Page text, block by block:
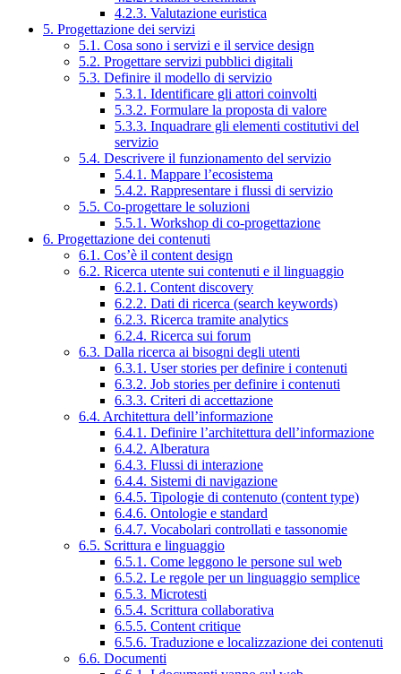
4.2.3. Valutazione euristica
5. Progettazione dei servizi
5.1. Cosa sono i servizi e il service design
5.2. Progettare servizi pubblici digitali
5.3. Definire il modello di servizio
5.3.1. Identificare gli attori coinvolti
5.3.2. Formulare la proposta di valore
5.3.3. Inquadrare gli elementi costitutivi del
servizio
5.4. Descrivere il funzionamento del servizio
5.4.1. Mappare l’ecosistema
5.4.2. Rappresentare i flussi di servizio
5.5. Co-progettare le soluzioni
5.5.1. Workshop di co-progettazione
6. Progettazione dei contenuti
6.1. Cos’è il content design
6.2. Ricerca utente sui contenuti e il linguaggio
6.2.1. Content discovery
6.2.2. Dati di ricerca (search keywords)
6.2.3. Ricerca tramite analytics
6.2.4. Ricerca sui forum
6.3. Dalla ricerca ai bisogni degli utenti
6.3.1. User stories per definire i contenuti
6.3.2. Job stories per definire i contenuti
6.3.3. Criteri di accettazione
6.4. Architettura dell’informazione
6.4.1. Definire l’architettura dell’informazione
6.4.2. Alberatura
6.4.3. Flussi di interazione
6.4.4. Sistemi di navigazione
6.4.5. Tipologie di contenuto (content type)
6.4.6. Ontologie e standard
6.4.7. Vocabolari controllati e tassonomie
6.5. Scrittura e linguaggio
6.5.1. Come leggono le persone sul web
6.5.2. Le regole per un linguaggio semplice
6.5.3. Microtesti
6.5.4. Scrittura collaborativa
6.5.5. Content critique
6.5.6. Traduzione e localizzazione dei contenuti
6.6. Documenti